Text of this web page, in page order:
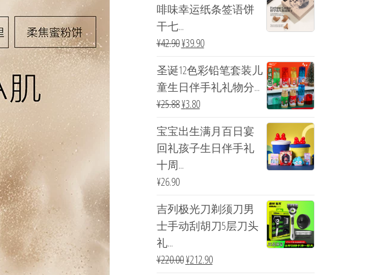
啡味幸运纸条签语饼
干七...
¥42.90¥39.90
圣诞12色彩铅笔套装儿
童生日伴手礼礼物分...
¥25.88¥3.80
宝宝出生满月百日宴
回礼孩子生日伴手礼
十周...
¥26.90
吉列极光刀剃须刀男
士手动刮胡刀5层刀头
礼...
¥220.00¥212.90